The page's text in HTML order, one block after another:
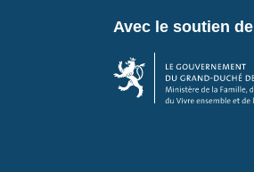
Avec le soutien de